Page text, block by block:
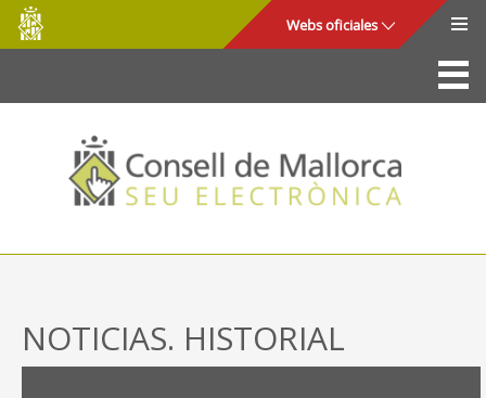
Saltar al contenido principal
Consell
de
Mallorca
Webs oficiales
La Sede
Consejo de Mallorca
Acceso y seguridad
Utilidades
Mapa web
NOTICIAS. HISTORIAL